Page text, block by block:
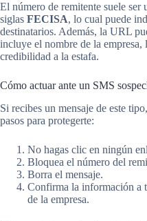
El número de remitente suele ser
siglas FECISA, lo cual puede
destinatarios. Además, la URL
incluye el nombre de la empresa,
credibilidad a la estafa.
Cómo actuar ante un SMS
Si recibes un mensaje de este
pasos para protegerte:
No hagas clic en ningún
Bloquea el número del
Borra el mensaje.
Confirma la información a
de la empresa.